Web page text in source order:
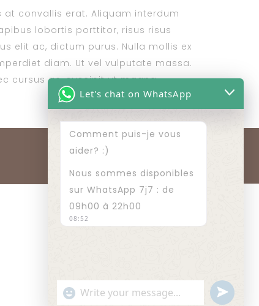
convallis erat. Aliquam interdum
lobortis porttitor, risus risus
elit ac, dictum purus. Nulla mollis ex
diam. Ut vel vulputate massa.
cursus ac, suscipit ut magna.
RIAD LILA ROSE ©2023
Let's chat on WhatsApp
Comment puis-je vous
aider? :)
Nous sommes disponibles
sur WhatsApp 7j7 : de
09h00 à 22h00
08:52
"+chaty_settings.lang.emoji_picker+"
WhatsApp
undefined